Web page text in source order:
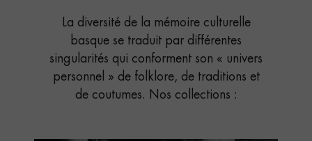
La diversité de la mémoire culturelle
basque se traduit par différentes
singularités qui conforment son « univers
personnel » de folklore, de traditions et
de coutumes. Nos collections :